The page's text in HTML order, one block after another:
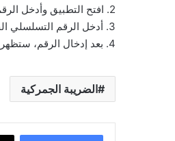
2. افتح التطبيق وأدخل الرقم التسلسلي للهاتف (IMEI).
3. أدخل الرقم التسلسلي الخاص بهاتفك.
4. بعد إدخال الرقم، ستظهر لك قيمة الرسوم الجمركية المفروضة إذا كانت موجودة، أو سيظهر “0” إذا لم يتم فرض أي رسوم.
الضريبة الجمركية